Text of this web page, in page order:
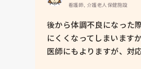
看護師, 介護老人保健施設
後から体調不良になった
にくくなってしまいます
医師にもよりますが、対